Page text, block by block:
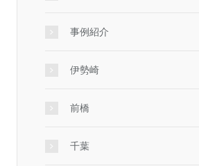
事例紹介
伊勢崎
前橋
千葉